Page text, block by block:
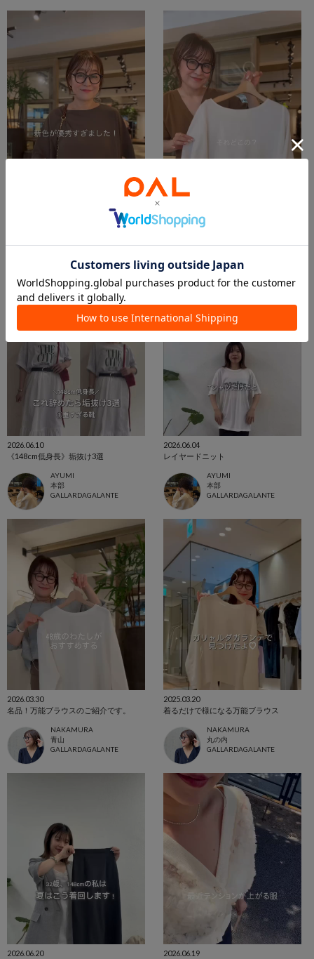
2026.06.09
2026.06.10
《148cm低身長》垢抜け3選
AYUMI
本部
GALLARDAGALANTE
2026.06.04
レイヤードニット
AYUMI
本部
GALLARDAGALANTE
2026.03.30
名品！万能ブラウスのご紹介です。
NAKAMURA
青山
GALLARDAGALANTE
2025.03.20
着るだけで様になる万能ブラウス
NAKAMURA
丸の内
GALLARDAGALANTE
2026.06.20
2026.06.19